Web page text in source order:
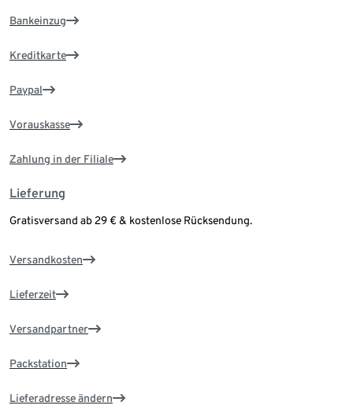
Bankeinzug
Kreditkarte
Paypal
Vorauskasse
Zahlung in der Filiale
Lieferung
Gratisversand ab 29 € & kostenlose Rücksendung.
Versandkosten
Lieferzeit
Versandpartner
Packstation
Lieferadresse ändern